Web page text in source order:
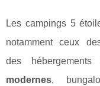
Les campings 5
notamment ceux
des
modernes,